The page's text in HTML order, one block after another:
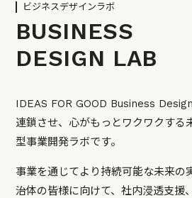
ビジネスデザインラボ
BUSINESS
DESIGN LAB
IDEAS FOR GOOD Business
連鎖させ、心がもっとワクワクする
型事業開発ラボです。
事業を通じてより持続可能な未来の
治体の皆様に向けて、社内浸透支援